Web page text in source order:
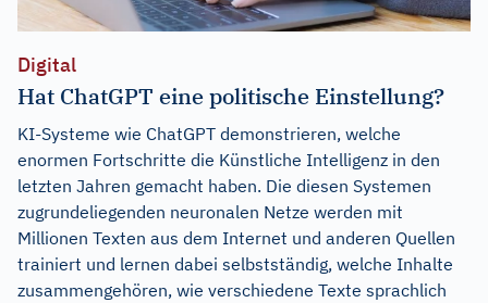
Digital
Hat ChatGPT eine politische Einstellung?
KI-Systeme wie ChatGPT demonstrieren, welche
enormen Fortschritte die Künstliche Intelligenz in den
letzten Jahren gemacht haben. Die diesen Systemen
zugrundeliegenden neuronalen Netze werden mit
Millionen Texten aus dem Internet und anderen Quellen
trainiert und lernen dabei selbstständig, welche Inhalte
zusammengehören, wie verschiedene Texte sprachlich